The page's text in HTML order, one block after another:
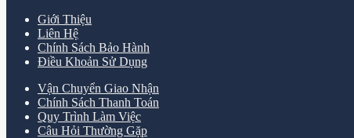
Giới Thiệu
Liên Hệ
Chính Sách Bảo Hành
Điều Khoản Sử Dụng
Vận Chuyển Giao Nhận
Chính Sách Thanh Toán
Quy Trình Làm Việc
Câu Hỏi Thường Gặp